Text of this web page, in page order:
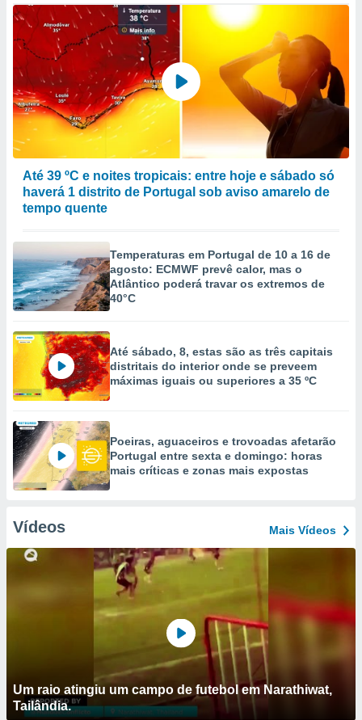
Até 39 ºC e noites tropicais: entre hoje e sábado só
haverá 1 distrito de Portugal sob aviso amarelo de
tempo quente
Temperaturas em Portugal de 10 a 16 de
agosto: ECMWF prevê calor, mas o
Atlântico poderá travar os extremos de
40°C
Até sábado, 8, estas são as três capitais
distritais do interior onde se preveem
máximas iguais ou superiores a 35 ºC
Poeiras, aguaceiros e trovoadas afetarão
Portugal entre sexta e domingo: horas
mais críticas e zonas mais expostas
Vídeos Mais Vídeos
Um raio atingiu um campo de futebol em Narathiwat,
Tailândia.